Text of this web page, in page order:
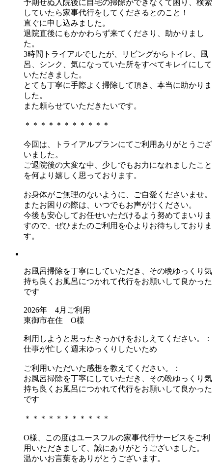
予期せぬ入院後に自宅の掃除ができなくて困り、検索
していたら家事代行をしてくださるとのこと！
直ぐに申し込みました。
退院直後にもかかわらず来てくださり、助かりまし
た。
3時間トライアルでしたが、リビングからトイレ、風
呂、シンク、気になっていた所をすべてキレイにして
いただきました。
とても丁寧に手際よく掃除して頂き、本当に助かりま
した。
また頼らせていただきたいです。
＊＊＊＊＊＊＊＊＊＊＊
今回は、トライアルプランにてご利用ありがとうござ
いました。
ご退院後の大変な中、少しでもお力になれましたこと
を何より嬉しく思っております。
お身体がご無理のないように、ご自愛くださいませ。
またお困りの際は、いつでもお声がけください。
今後も安心してお任せいただけるよう努めてまいりま
すので、ぜひまたのご利用を心よりお待ちしておりま
す。
お風呂掃除を丁寧にしていただき、その晩ゆっくり気
持ち良くお風呂につかれて代行をお願いして良かった
です
2026年 4月ご利用
東御市在住 O様
利用しようと思ったきっかけをおしえてください。：
仕事が忙しく週末ゆっくりしたいため
ご利用いただいた感想を教えてください。：
お風呂掃除を丁寧にしていただき、その晩ゆっくり気
持ち良くお風呂につかれて代行をお願いして良かった
です
＊＊＊＊＊＊＊＊＊＊＊
O様、この度はユースフルの家事代行サービスをご利
用いただきまして、誠にありがとうございました。
温かいお言葉をありがとうございます。